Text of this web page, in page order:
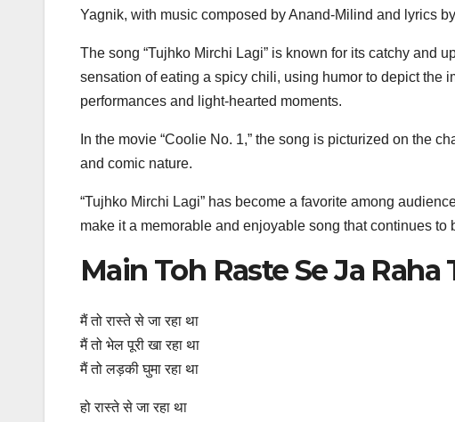
Yagnik, with music composed by Anand-Milind and lyrics
The song “Tujhko Mirchi Lagi” is known for its catchy and
sensation of eating a spicy chili, using humor to depict the
performances and light-hearted moments.
In the movie “Coolie No. 1,” the song is picturized on the
and comic nature.
“Tujhko Mirchi Lagi” has become a favorite among
make it a memorable and enjoyable song that continues to
Main Toh Raste Se Ja
मैं तो रास्ते से जा रहा था
मैं तो भेल पूरी खा रहा था
मैं तो लड़की घुमा रहा था
हो रास्ते से जा रहा था